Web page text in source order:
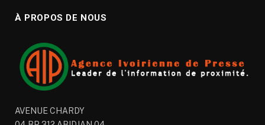
À PROPOS DE NOUS
AVENUE CHARDY